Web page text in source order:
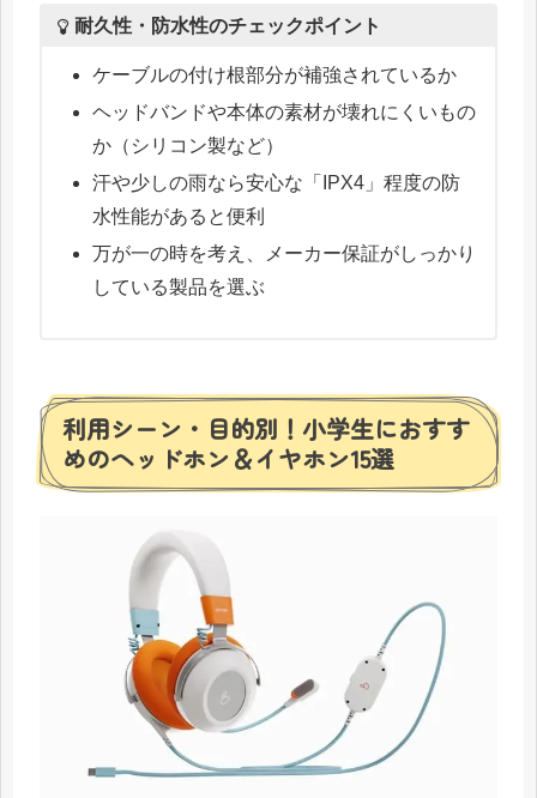
耐久性・防水性のチェックポイント
ケーブルの付け根部分が補強されているか
ヘッドバンドや本体の素材が壊れにくいもの
か（シリコン製など）
汗や少しの雨なら安心な「IPX4」程度の防
水性能があると便利
万が一の時を考え、メーカー保証がしっかり
している製品を選ぶ
利用シーン・目的別！小学生におすす
めのヘッドホン＆イヤホン15選